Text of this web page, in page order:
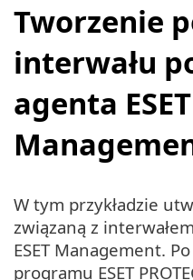
Tworzenie
interwału
agenta ESET
W tym przykładzie
związaną z
ESET Management.
programu ESET